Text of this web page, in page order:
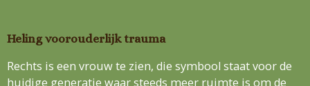
Heling voorouderlijk trauma
Rechts is een vrouw te zien, die symbool staat voor de
huidige generatie waar steeds meer ruimte is om de